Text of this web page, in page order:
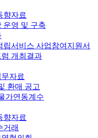
향자료
운영 및 구축
립서비스 사업참여지원서
개최결과
자료
환매 공고
가연동계수
향자료
거래